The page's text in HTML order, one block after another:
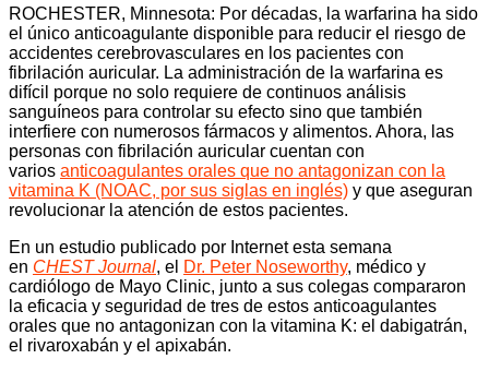
ROCHESTER, Minnesota: Por décadas, la warfarina ha sido
el único anticoagulante disponible para reducir el riesgo de
accidentes cerebrovasculares en los pacientes con
fibrilación auricular. La administración de la warfarina es
difícil porque no solo requiere de continuos análisis
sanguíneos para controlar su efecto sino que también
interfiere con numerosos fármacos y alimentos. Ahora, las
personas con fibrilación auricular cuentan con
varios anticoagulantes orales que no antagonizan con la
vitamina K (NOAC, por sus siglas en inglés) y que aseguran
revolucionar la atención de estos pacientes.
En un estudio publicado por Internet esta semana
en CHEST Journal, el Dr. Peter Noseworthy, médico y
cardiólogo de Mayo Clinic, junto a sus colegas compararon
la eficacia y seguridad de tres de estos anticoagulantes
orales que no antagonizan con la vitamina K: el dabigatrán,
el rivaroxabán y el apixabán.